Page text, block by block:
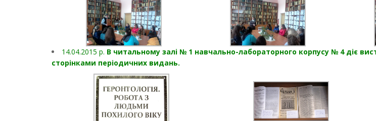
14.04.2015 р. В читальному залі № 1 навчально-лабораторного корпусу № 4 діє
сторінками періодичних видань.